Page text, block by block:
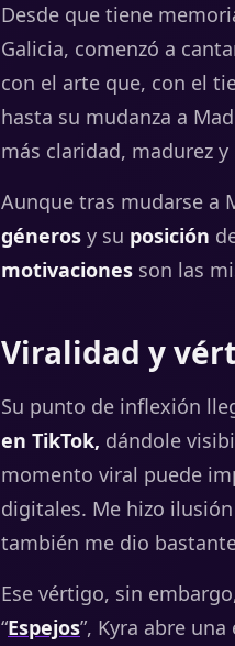
Desde que tiene
Galicia, comenzó a
con el arte que, con el
hasta su mudanza a
más claridad, madurez y
Aunque tras mudarse a
géneros y su posición
motivaciones son las
Viralidad y
Su punto de inflexión
en TikTok, dándole
momento viral puede
digitales. Me hizo
también me dio
Ese vértigo, sin
“Espejos”, Kyra abre